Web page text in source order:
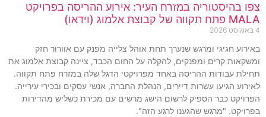
צפו בהיסטוריה במזרח העיר: אירוע ההריסה בפרויקט
MALA פתח תקווה של קבוצת אלמוג (וידאו)
4 באוגוסט 2026
באירוע חגיגי ומרגש שנערך תחת אוהל צלייה מפנק עם אוורור חזק
ומשקאות קרים ומפנקים, להקלה על החום הכבד, ציינה קבוצת אלמוג את
תחילת עבודות ההריסה באחד מפרויקטי הדגל שלה במזרח פתח תקווה.
לאירוע הגיעו עשרות דיירים, הנהלת החברה, אנשי עסקים ובכירי עירייה.
הפרויקט כבר הספיק לרשום הישג מרשים עם מכירת כשליש מהדירות
בפרויקט. "מרגש שהגענו לרגע הזה".